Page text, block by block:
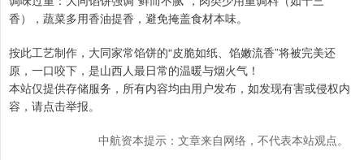
香），蔬菜多用香油提香，避免掩盖食材本味。
按此工艺制作，大同家常馅饼的“皮脆如纸、馅嫩流香”将被完美还
原，一口咬下，是山西人最日常的温暖与烟火气！
本站仅提供存储服务，所有内容均由用户发布，如发现有害或侵权内
容，请点击举报。
中航资本提示：文章来自网络，不代表本站观点。